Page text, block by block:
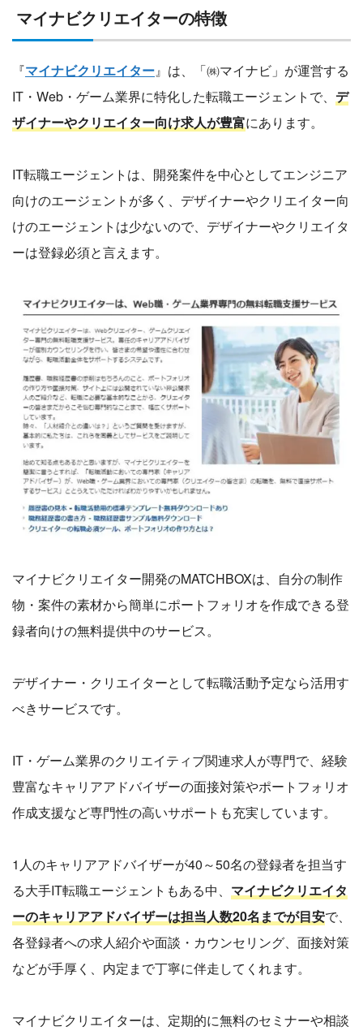
マイナビクリエイターの特徴
『マイナビクリエイター』は、「㈱マイナビ」が運営する
IT・Web・ゲーム業界に特化した転職エージェントで、 デ
ザイナーやクリエイター向け求人が豊富にあります。
IT転職エージェントは、開発案件を中心としてエンジニア
向けのエージェントが多く、デザイナーやクリエイター向
けのエージェントは少ないので、デザイナーやクリエイタ
ーは登録必須と言えます。
マイナビクリエイター開発のMATCHBOXは、自分の制作
物・案件の素材から簡単にポートフォリオを作成できる登
録者向けの無料提供中のサービス。
デザイナー・クリエイターとして転職活動予定なら活用す
べきサービスです。
IT・ゲーム業界のクリエイティブ関連求人が専門で、経験
豊富なキャリアアドバイザーの面接対策やポートフォリオ
作成支援など専門性の高いサポートも充実しています。
1人のキャリアアドバイザーが40～50名の登録者を担当す
る大手IT転職エージェントもある中、 マイナビクリエイタ
ーのキャリアアドバイザーは担当人数20名までが目安で、
各登録者への求人紹介や面談・カウンセリング、面接対策
などが手厚く、内定まで丁寧に伴走してくれます。
マイナビクリエイターは、定期的に無料のセミナーや相談